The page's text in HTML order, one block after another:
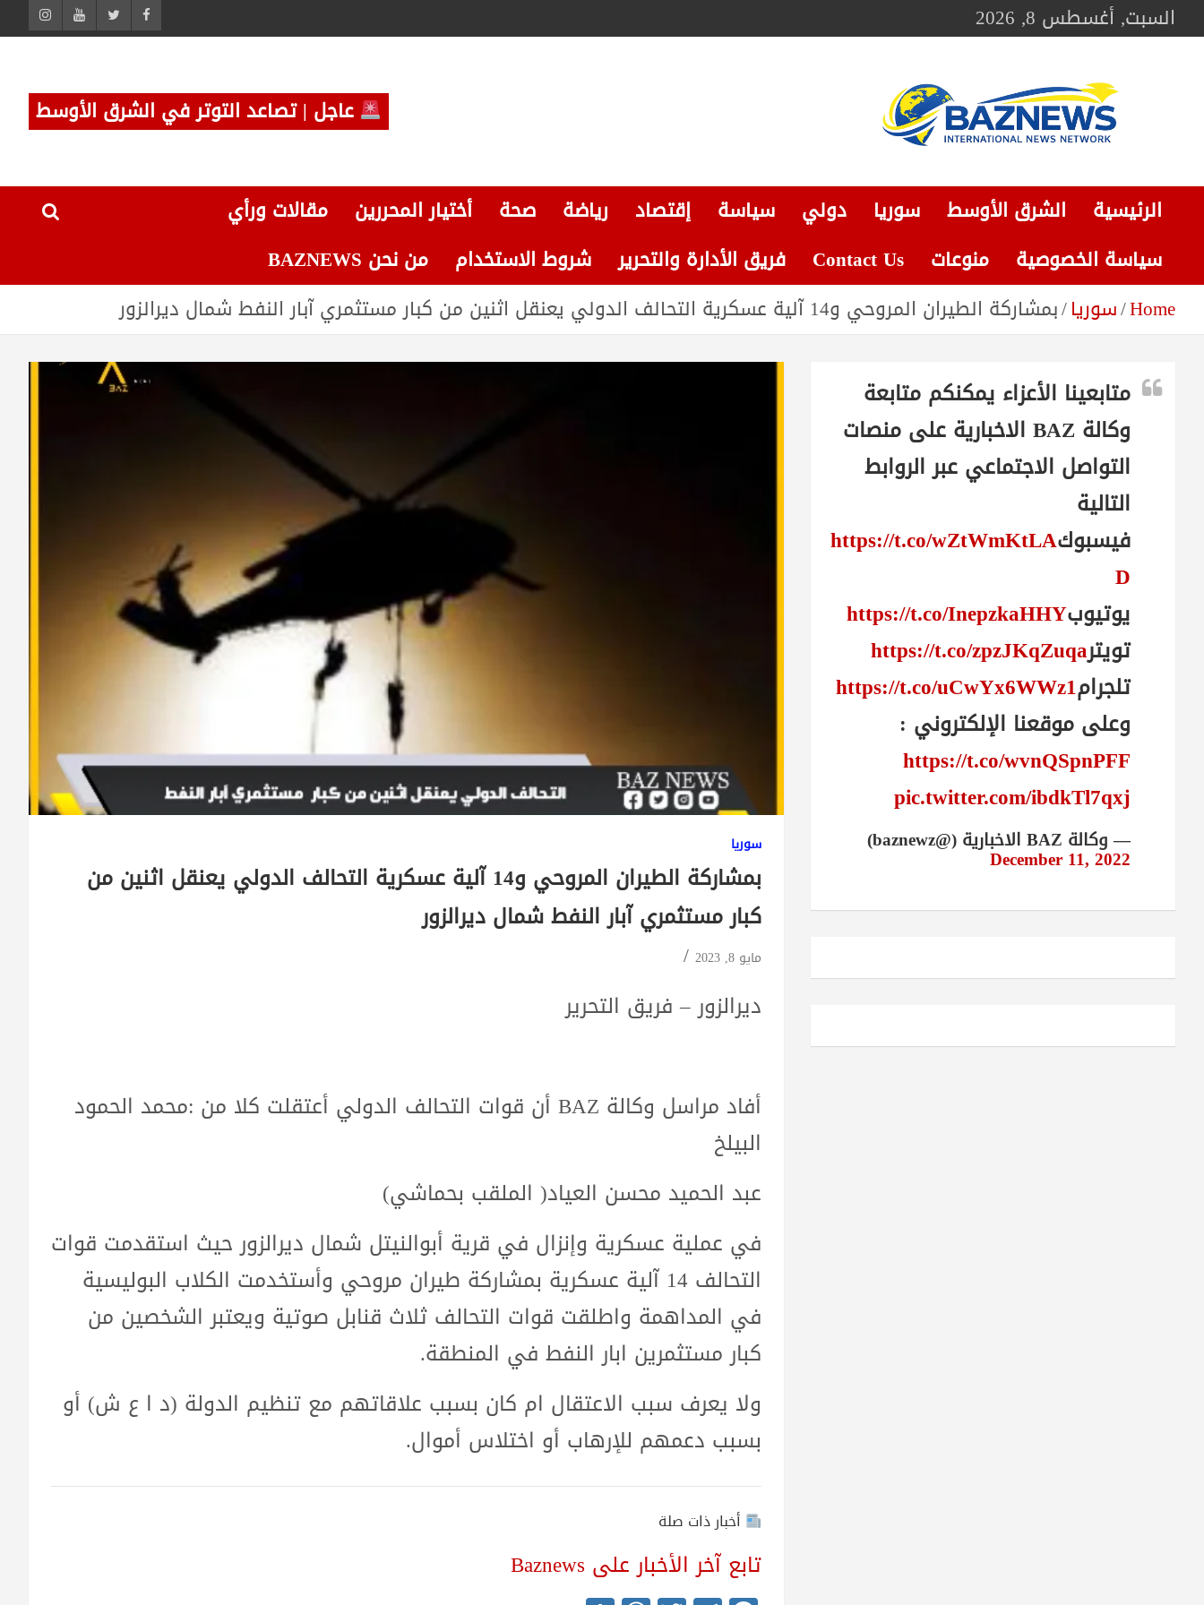
Skip
to السبت, أغسطس 8, 2026
شبكة باز الإخبارية
عاجل | تصاعد التوتر في الشرق الأوسط
الرئيسية الشرق الأوسط سوريا دولي سياسة إقتصاد رياضة صحة أختيار المحررين
مقالات ورأي
سياسة الخصوصية
منوعات Contact Us فريق الأدارة والتحرير شروط الاستخدام
من نحن BAZNEWS
Home سوريا بمشاركة الطيران المروحي و14 آلية عسكرية التحالف الدولي يعنقل اثنين من كبار مستثمري آبار النفط شمال ديرالزور
سوريا
بمشاركة الطيران المروحي و14 آلية عسكرية التحالف الدولي يعنقل اثنين من
كبار مستثمري آبار النفط شمال ديرالزور
مايو 8, 2023
ديرالزور – فريق التحرير
أفاد مراسل وكالة BAZ أن قوات التحالف الدولي أعتقلت كلا من :محمد الحمود
البيلخ
عبد الحميد محسن العياد( الملقب بحماشي)
في عملية عسكرية وإنزال في قرية أبوالنيتل شمال ديرالزور حيث استقدمت قوات
التحالف 14 آلية عسكرية بمشاركة طيران مروحي وأستخدمت الكلاب البوليسية
في المداهمة واطلقت قوات التحالف ثلاث قنابل صوتية ويعتبر الشخصين من
كبار مستثمرين ابار النفط في المنطقة.
ولا يعرف سبب الاعتقال ام كان بسبب علاقاتهم مع تنظيم الدولة (د ا ع ش) أو
بسبب دعمهم للإرهاب أو اختلاس أموال.
أخبار ذات صلة
تابع آخر الأخبار على Baznews
متابعينا الأعزاء يمكنكم متابعة
وكالة BAZ الاخبارية على منصات
التواصل الاجتماعي عبر الروابط
التالية
فيسبوكhttps://t.co/wZtWmKtLA
D
يوتيوبhttps://t.co/InepzkaHHY
تويترhttps://t.co/zpzJKqZuqa
تلجرامhttps://t.co/uCwYx6WWz1
وعلى موقعنا الإلكتروني :
https://t.co/wvnQSpnPFF
pic.twitter.com/ibdkTl7qxj
— وكالة BAZ الاخبارية (@baznewz)
December 11, 2022